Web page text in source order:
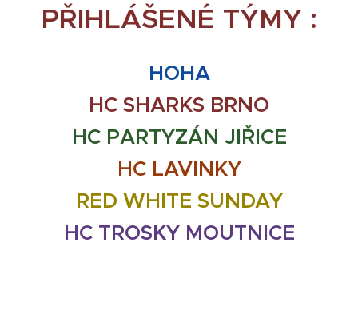
PŘIHLÁŠENÉ TÝMY :
HOHA
HC SHARKS BRNO
HC PARTYZÁN JIŘICE
HC LAVINKY
RED WHITE SUNDAY
HC TROSKY MOUTNICE